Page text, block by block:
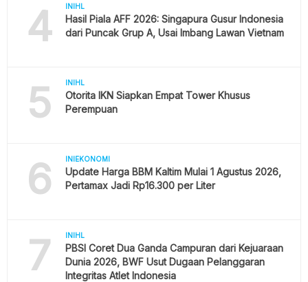
4 INIHL
Hasil Piala AFF 2026: Singapura Gusur Indonesia
dari Puncak Grup A, Usai Imbang Lawan Vietnam
5 INIHL
Otorita IKN Siapkan Empat Tower Khusus
Perempuan
6 INIEKONOMI
Update Harga BBM Kaltim Mulai 1 Agustus 2026,
Pertamax Jadi Rp16.300 per Liter
7 INIHL
PBSI Coret Dua Ganda Campuran dari Kejuaraan
Dunia 2026, BWF Usut Dugaan Pelanggaran
Integritas Atlet Indonesia